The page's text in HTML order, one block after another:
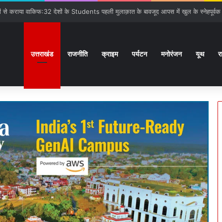
रेलवे स्टेशन पर रुकेगी अछनेरा-टनकपुर Express
उत्तराखंड राजनीति क्राइम पर्यटन मनोरंजन यूथ